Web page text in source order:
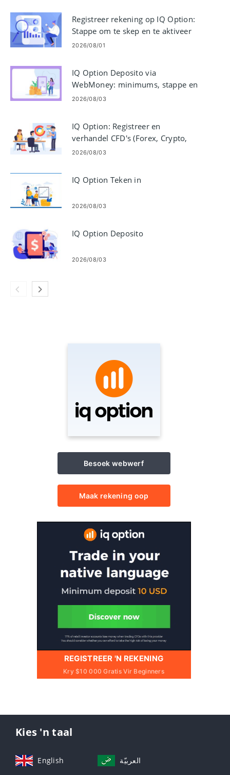
Registreer rekening op IQ Option:
Stappe om te skep en te aktiveer
2026/08/01
IQ Option Deposito via
WebMoney: minimums, stappe en
tydsberekening
2026/08/03
IQ Option: Registreer en
verhandel CFD's (Forex, Crypto,
Aandele)
2026/08/03
IQ Option Teken in
2026/08/03
IQ Option Deposito
2026/08/03
Besoek webwerf
Maak rekening oop
REGISTREER 'N REKENING
Kry $10 000 Gratis Vir Beginners
Kies 'n taal
English العربيّة